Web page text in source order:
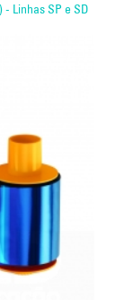
Linhas SP e SD